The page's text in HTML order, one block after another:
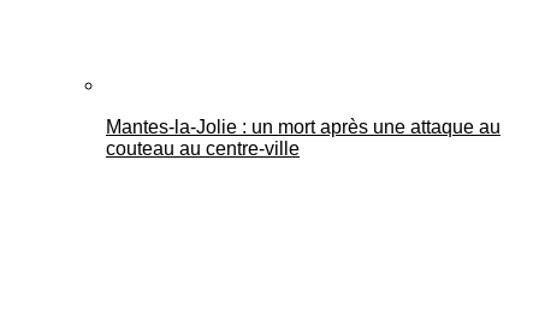
Mantes-la-Jolie : un mort après une attaque au
couteau au centre-ville